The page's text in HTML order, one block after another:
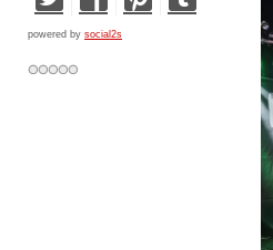
powered by social2s